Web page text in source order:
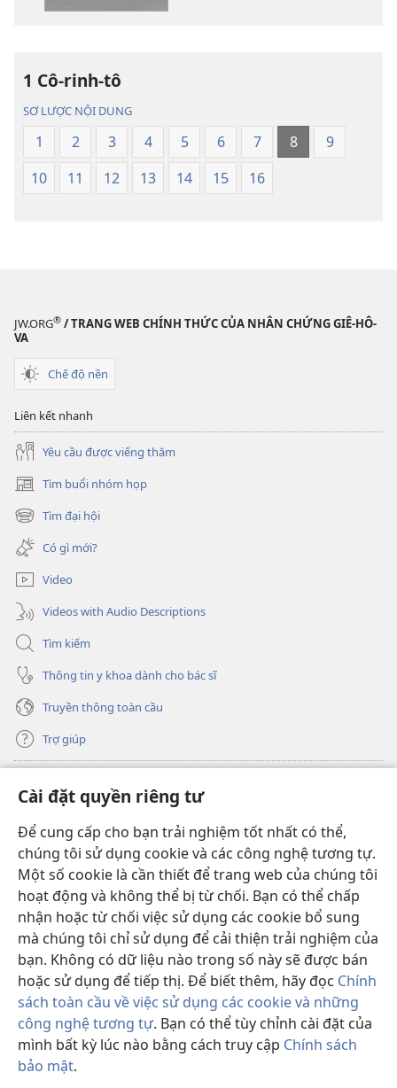
Cài đặt quyền riêng tư
Để cung cấp cho bạn trải nghiệm tốt nhất có thể,
chúng tôi sử dụng cookie và các công nghệ tương tự.
Một số cookie là cần thiết để trang web của chúng tôi
hoạt động và không thể bị từ chối. Bạn có thể chấp
nhận hoặc từ chối việc sử dụng các cookie bổ sung
mà chúng tôi chỉ sử dụng để cải thiện trải nghiệm của
bạn. Không có dữ liệu nào trong số này sẽ được bán
hoặc sử dụng để tiếp thị. Để biết thêm, hãy đọc Chính
sách toàn cầu về việc sử dụng các cookie và những
công nghệ tương tự. Bạn có thể tùy chỉnh cài đặt của
mình bất kỳ lúc nào bằng cách truy cập Chính sách
bảo mật.
—
Bản
dịch
Bản
dịch
1 Cô-rinh-tô
SƠ LƯỢC NỘI DUNG
1 2 3 4 5 6 7 8
9
10
11 12 13 14 15 16
JW.ORG® / TRANG WEB CHÍNH THỨC CỦA NHÂN CHỨNG GIÊ-HÔ-
VA
Chế độ nền
Liên kết nhanh
Yêu cầu được viếng thăm
Tìm buổi nhóm họp
(mở
cửa
sổ
mới)
Tìm đại hội
(mở
cửa
sổ
mới)
Có gì mới?
Video
Videos with Audio Descriptions
Tìm kiếm
Thông tin y khoa dành cho bác sĩ
Truyền thông toàn cầu
Trợ giúp
(mở
cửa
sổ
mới)
THƯ VIỆN TRỰC TUYẾN Tháp Canh
(mở
cửa
sổ
mới)
JW Hub ®
(mở
cửa
sổ
mới)
JW Library
Thư viện Tháp Canh
Copyright© 2026 Watch Tower Bible and Tract Society of Pennsylvania.
ĐIỀU KHOẢN SỬ DỤNG